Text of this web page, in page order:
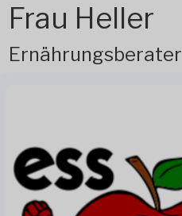
Frau Heller
Ernährungsberater